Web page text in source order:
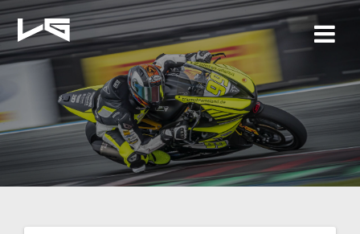
Zum
Inhalt
springen